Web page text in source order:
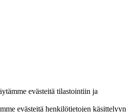
evästeitä tilastointiin ja
evästeitä henkilötietojen käsittelyyn